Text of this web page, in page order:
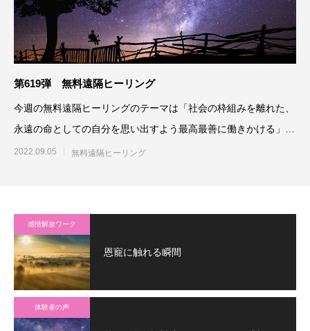
第619弾 無料遠隔ヒーリング
今週の無料遠隔ヒーリングのテーマは「社会の枠組みを離れた、
永遠の命としての自分を思い出すよう最高最善に働きかける」で
す。参加される方は、「無
2022.09.05 無料遠隔ヒーリング
感情解放ワーク
恩寵に触れる瞬間
体験者の声